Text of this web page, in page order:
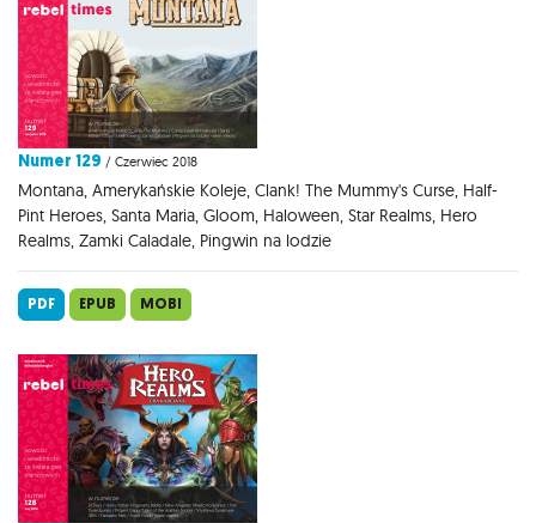
Numer 129 / Czerwiec 2018
Montana, Amerykańskie Koleje, Clank! The Mummy's Curse, Half-
Pint Heroes, Santa Maria, Gloom, Haloween, Star Realms, Hero
Realms, Zamki Caladale, Pingwin na lodzie
PDF EPUB MOBI